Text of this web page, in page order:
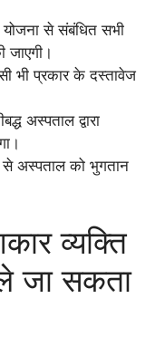
योजना से संबंधित सभी
जाएगी।
भी प्रकार के दस्तावेज
अस्पताल द्वारा
से अस्पताल को भुगतान
व्यक्ति
जा सकता